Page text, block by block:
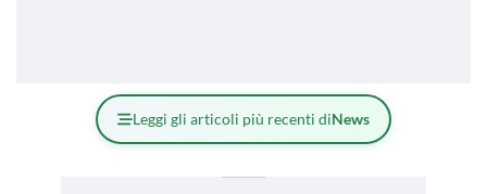
Leggi gli articoli più recenti diNews